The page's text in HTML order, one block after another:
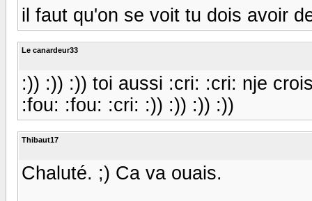
il faut qu'on se voit tu dois avoir
Le canardeur33
:)) :)) :)) toi aussi :cri: :cri: nje
:fou: :fou: :cri: :)) :)) :)) :))
Thibaut17
Chaluté. ;) Ca va ouais.